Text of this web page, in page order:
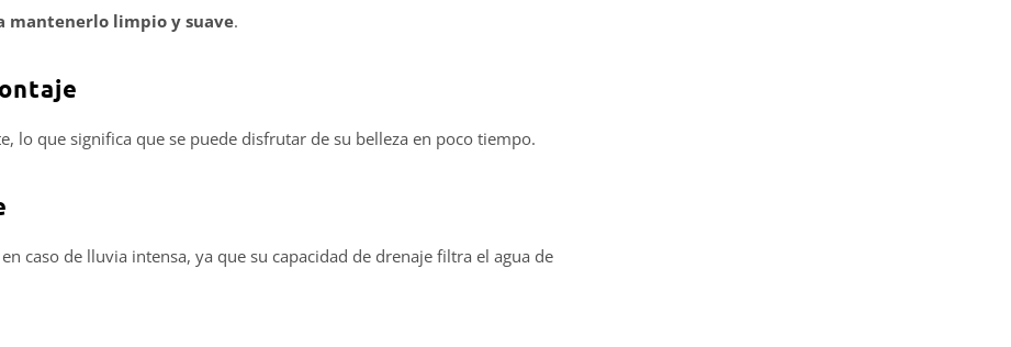
mantenerlo limpio y suave.
lo que significa que se puede disfrutar de su belleza en poco tiempo.
caso de lluvia intensa, ya que su capacidad de drenaje filtra el agua de